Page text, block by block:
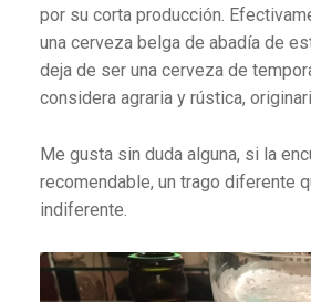
por su corta producción.
una cerveza belga de abadía de
deja de ser una cerveza de
considera agraria y rústica,
Me gusta sin duda alguna, si la
recomendable, un trago diferente
indiferente.